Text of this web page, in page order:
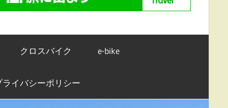
クロスバイク e-bike
ライバシーポリシー